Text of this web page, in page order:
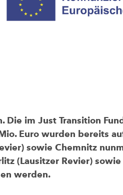
im Just Transition
Euro wurden bereits
sowie Chemnitz
(Lausitzer Revier)
werden.